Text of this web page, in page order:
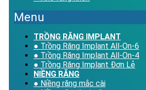
Menu
TRỒNG RĂNG IMPLANT
● Trồng Răng Implant All-On-6
● Trồng Răng Implant All-On-4
● Trồng Răng Implant Đơn Lẻ
NIỀNG RĂNG
● Niềng răng mắc cài